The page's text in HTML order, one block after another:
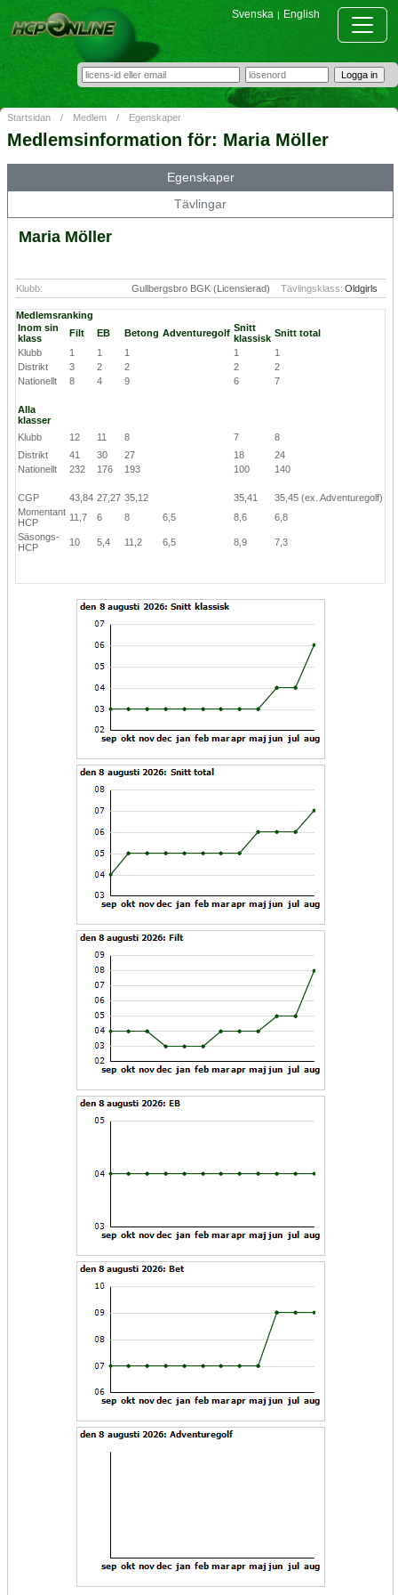
Svenska | English
Startsidan / Medlem / Egenskaper
Medlemsinformation för: Maria Möller
Egenskaper
Tävlingar
Maria Möller
Klubb: Gullbergsbro BGK (Licensierad) Tävlingsklass: Oldgirls
Medlemsranking
Inom sin
klass
Filt EB Betong Adventuregolf Snitt
klassisk Snitt total
Klubb
1 1 1 1
1
Distrikt
3 2 2 2
2
Nationellt
8 4 9 6 7
Alla
klasser
Klubb
12 11 8 7
8
Distrikt
41 30 27 18
24
Nationellt
232 176 193 100 140
CGP 43,84 27,27 35,12 35,41 35,45 (ex. Adventuregolf)
Momentant
HCP
11,7 6 8 6,5 8,6
6,8
Säsongs-
HCP
10 5,4 11,2 6,5 8,9 7,3